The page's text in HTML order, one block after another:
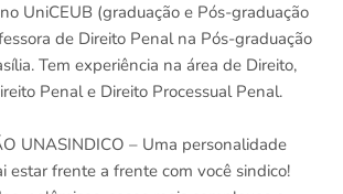
UniCEUB (graduação e Pós-graduação
de Direito Penal na Pós-graduação
Tem experiência na área de Direito,
Penal e Direito Processual Penal.
UNASINDICO – Uma personalidade
estar frente a frente com você sindico!